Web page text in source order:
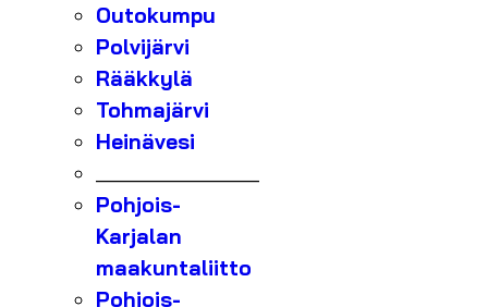
Outokumpu
Polvijärvi
Rääkkylä
Tohmajärvi
Heinävesi
Pohjois-
Karjalan
maakuntaliitto
Pohjois-